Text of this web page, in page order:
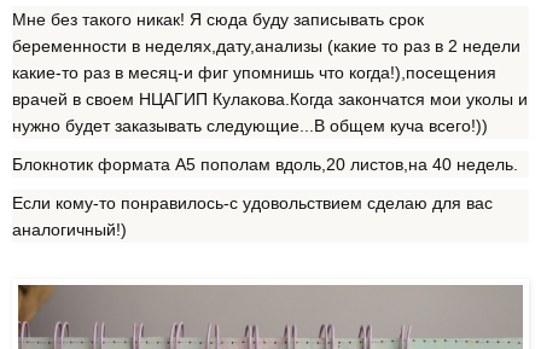
Мне без такого никак! Я сюда буду записывать срок
беременности в неделях,дату,анализы (какие то раз в 2 недели
какие-то раз в месяц-и фиг упомнишь что когда!),посещения
врачей в своем НЦАГИП Кулакова.Когда закончатся мои уколы и
нужно будет заказывать следующие...В общем куча всего!))
Блокнотик формата А5 пополам вдоль,20 листов,на 40 недель.
Если кому-то понравилось-с удовольствием сделаю для вас
аналогичный!)